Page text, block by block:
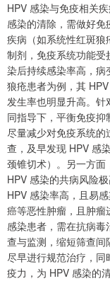
HPV 感染与免疫相关
感染的清除，需做好
疾病（如系统性红斑
制剂，免疫系统功能
染后持续感染率高，
狼疮患者为例，其
发生率也明显升高。
同指导下，平衡免疫抑
尽量减少对免疫系统
查，及早发现 HPV 感
颈锥切术）。另一方
HPV 感染的共病风险
HPV 感染率高，且易
癌等恶性肿瘤，且肿
感染患者，需在抗病
查与监测，缩短筛查
尽早进行规范治疗，
疫力，为 HPV 感染的